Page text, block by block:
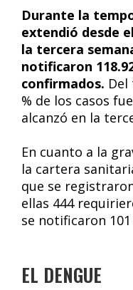
Durante la
extendió desde
la tercera
notificaron
confirmados.
% de los casos
alcanzó en la
En cuanto a la
la cartera
que se
ellas 444
se notificaron
EL DENGUE